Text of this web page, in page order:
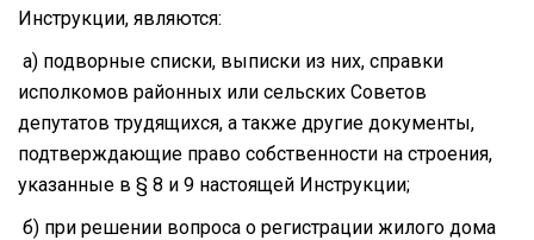
Инструкции, являются:
а) подворные списки, выписки из них, справки
исполкомов районных или сельских Советов
депутатов трудящихся, а также другие документы,
подтверждающие право собственности на строения,
указанные в § 8 и 9 настоящей Инструкции;
б) при решении вопроса о регистрации жилого дома